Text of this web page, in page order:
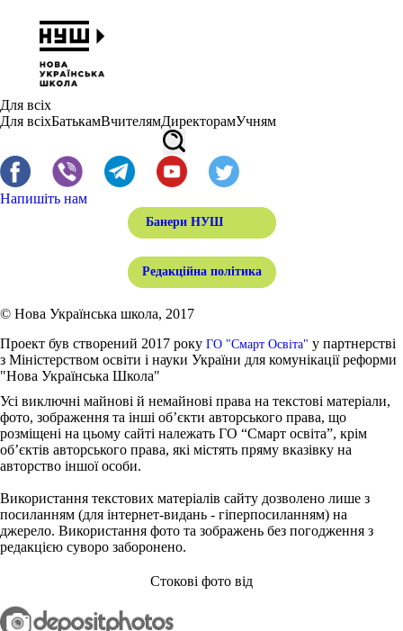
Для всіх
Для всіхБатькамВчителямДиректорамУчням
Напишіть нам
Банери НУШ
Редакційна політика
© Нова Українська школа, 2017
Проект був створений 2017 року ГО "Смарт Освіта" у партнерстві
з Міністерством освіти і науки України для комунікації реформи
"Нова Українська Школа"
Усі виключні майнові й немайнові права на текстові матеріали,
фото, зображення та інші об’єкти авторського права, що
розміщені на цьому сайті належать ГО “Смарт освіта”, крім
об’єктів авторського права, які містять пряму вказівку на
авторство іншої особи.
Використання текстових матеріалів сайту дозволено лише з
посиланням (для інтернет-видань - гіперпосиланням) на
джерело. Використання фото та зображень без погодження з
редакцією суворо заборонено.
Стокові фото від